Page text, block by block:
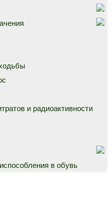
и радиоактивности
в обувь